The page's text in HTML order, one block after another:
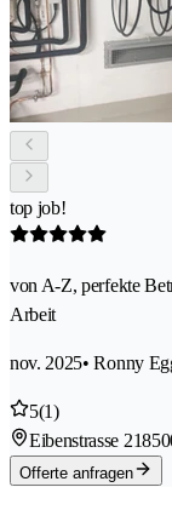
top job!
von A-Z, perfekte
Arbeit
nov. 2025• Ronny
5(1)
Eibenstrasse 21
Offerte anfragen